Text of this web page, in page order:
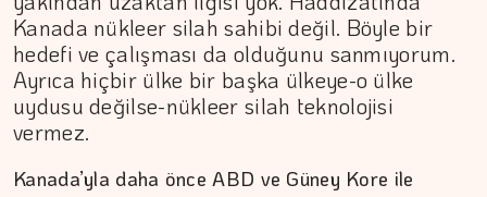
Kanada nükleer silah sahibi değil. Böyle bir
hedefi ve çalışması da olduğunu sanmıyorum.
Ayrıca hiçbir ülke bir başka ülkeye-o ülke
uydusu değilse-nükleer silah teknolojisi
vermez.
Kanada’yla daha önce ABD ve Güney Kore ile